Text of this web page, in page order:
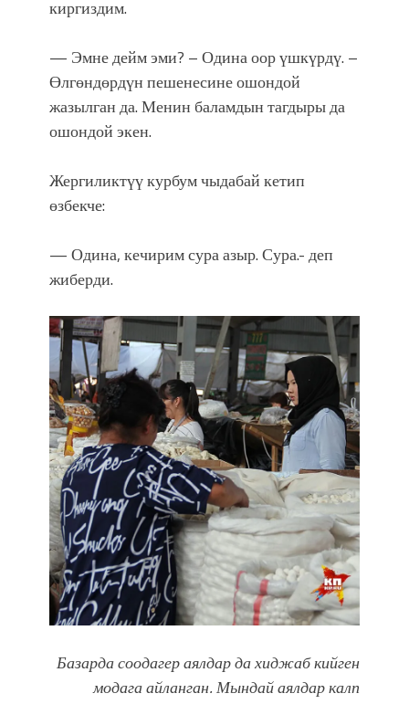
киргиздим.
— Эмне дейм эми? – Одина оор үшкүрдү. –
Өлгөндөрдүн пешенесине ошондой
жазылган да. Менин баламдын тагдыры да
ошондой экен.
Жергиликтүү курбум чыдабай кетип
өзбекче:
— Одина, кечирим сура азыр. Сура.- деп
жиберди.
Базарда соодагер аялдар да хиджаб кийген
модага айланган. Мындай аялдар калп